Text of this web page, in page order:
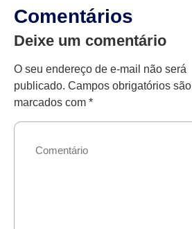
Comentários
Deixe um comentário
O seu endereço de e-mail não será
publicado. Campos obrigatórios são
marcados com *